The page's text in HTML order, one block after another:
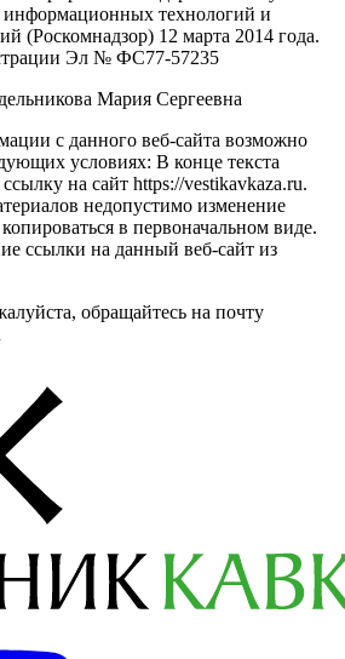
информационных технологий и
(Роскомнадзор) 12 марта 2014 года.
Эл № ФС77-57235
Мария Сергеевна
с данного веб-сайта возможно
условиях: В конце текста
на сайт https://vestikavkaza.ru.
недопустимо изменение
в первоначальном виде.
ссылки на данный веб-сайт из
обращайтесь на почту